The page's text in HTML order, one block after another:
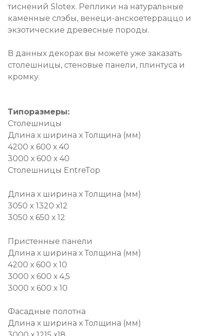
тиснений Slotex. Реплики на натуральные
каменные слэбы, венеци-анскоетерраццо и
экзотические древесные породы.
В данных декорах вы можете уже заказать
столешницы, стеновые панели, плинтуса и
кромку.
Типоразмеры:
Столешницы
Длина х ширина х Толщина (мм)
4200 х 600 х 40
3000 х 600 х 40
Столешницы EntreToр
Длина х ширина х Толщина (мм)
3050 x 1320 х12
3050 х 650 х 12
Пристенные панели
Длина х ширина х Толщина (мм)
4200 х 600 х 10
3000 х 600 х 4,5
3000 х 600 х 10
Фасадные полотна
Длина х ширина х Толщина (мм)